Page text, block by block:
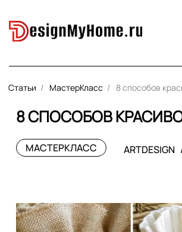
Статьи МастерКласс 8 способов
8 СПОСОБОВ
МАСТЕРКЛАСС ARTDESIGN